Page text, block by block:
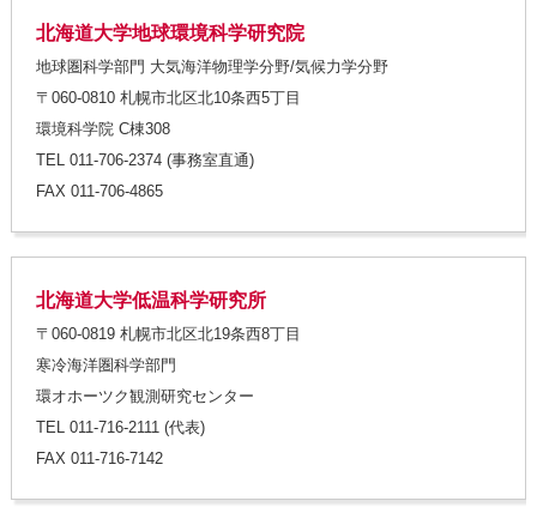
北海道大学地球環境科学研究院
地球圏科学部門 大気海洋物理学分野/気候力学分野
〒060-0810 札幌市北区北10条西5丁目
環境科学院 C棟308
TEL 011-706-2374 (事務室直通)
FAX 011-706-4865
北海道大学低温科学研究所
〒060-0819 札幌市北区北19条西8丁目
寒冷海洋圏科学部門
環オホーツク観測研究センター
TEL 011-716-2111 (代表)
FAX 011-716-7142